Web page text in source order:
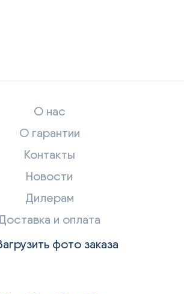
фото заказа
О нас
О гарантии
Контакты
Новости
Дилерам
и оплата